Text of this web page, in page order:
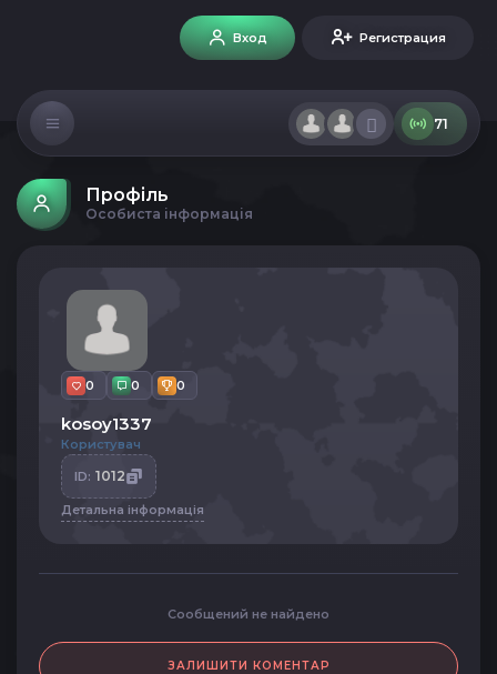
Вход Регистрация
71
Профіль
Особиста інформація
0 0 0
kosoy1337
Користувач
ID: 1012
Детальна інформація
Сообщений не найдено
ЗАЛИШИТИ КОМЕНТАР